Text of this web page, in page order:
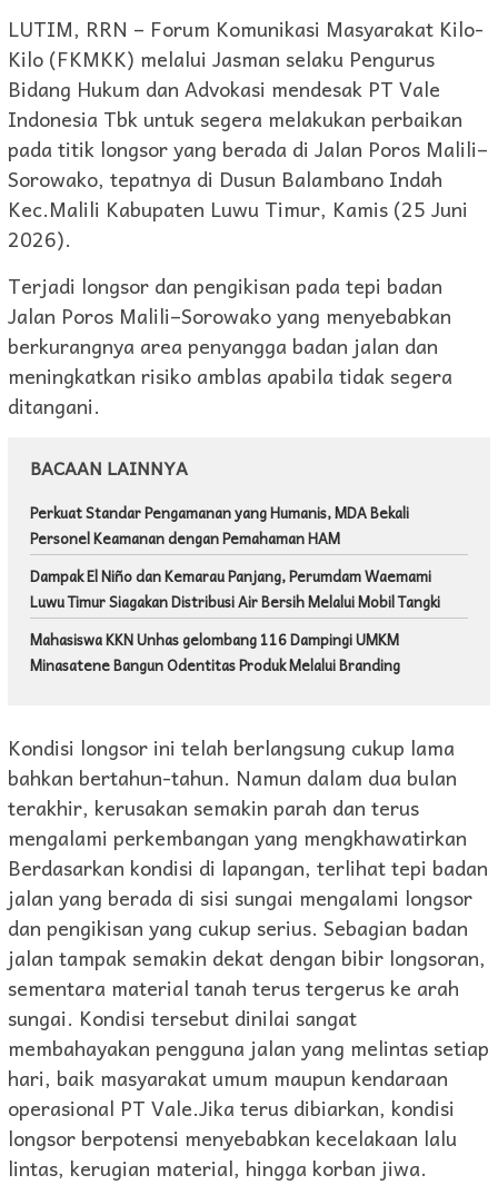
LUTIM, RRN – Forum Komunikasi Masyarakat Kilo-
Kilo (FKMKK) melalui Jasman selaku Pengurus
Bidang Hukum dan Advokasi mendesak PT Vale
Indonesia Tbk untuk segera melakukan perbaikan
pada titik longsor yang berada di Jalan Poros Malili–
Sorowako, tepatnya di Dusun Balambano Indah
Kec.Malili Kabupaten Luwu Timur, Kamis (25 Juni
2026).
Terjadi longsor dan pengikisan pada tepi badan
Jalan Poros Malili–Sorowako yang menyebabkan
berkurangnya area penyangga badan jalan dan
meningkatkan risiko amblas apabila tidak segera
ditangani.
BACAAN LAINNYA
Perkuat Standar Pengamanan yang Humanis, MDA Bekali
Personel Keamanan dengan Pemahaman HAM
Dampak El Niño dan Kemarau Panjang, Perumdam Waemami
Luwu Timur Siagakan Distribusi Air Bersih Melalui Mobil Tangki
Mahasiswa KKN Unhas gelombang 116 Dampingi UMKM
Minasatene Bangun Odentitas Produk Melalui Branding
Kondisi longsor ini telah berlangsung cukup lama
bahkan bertahun-tahun. Namun dalam dua bulan
terakhir, kerusakan semakin parah dan terus
mengalami perkembangan yang mengkhawatirkan
Berdasarkan kondisi di lapangan, terlihat tepi badan
jalan yang berada di sisi sungai mengalami longsor
dan pengikisan yang cukup serius. Sebagian badan
jalan tampak semakin dekat dengan bibir longsoran,
sementara material tanah terus tergerus ke arah
sungai. Kondisi tersebut dinilai sangat
membahayakan pengguna jalan yang melintas setiap
hari, baik masyarakat umum maupun kendaraan
operasional PT Vale.Jika terus dibiarkan, kondisi
longsor berpotensi menyebabkan kecelakaan lalu
lintas, kerugian material, hingga korban jiwa.